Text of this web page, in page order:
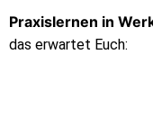
Praxislernen in
das erwartet Euch: